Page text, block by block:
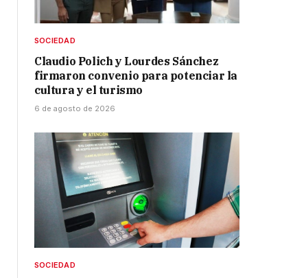
SOCIEDAD
Claudio Polich y Lourdes Sánchez
firmaron convenio para potenciar la
cultura y el turismo
6 de agosto de 2026
SOCIEDAD